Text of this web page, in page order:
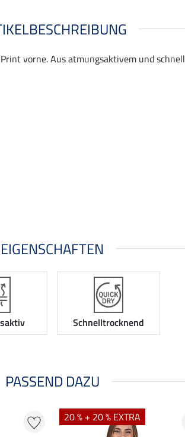
vorne. Aus atmungsaktivem und
EIGENSCHAFTEN
Schnelltrocknend
PASSEND DAZU
20 % + 20 % EXTRA